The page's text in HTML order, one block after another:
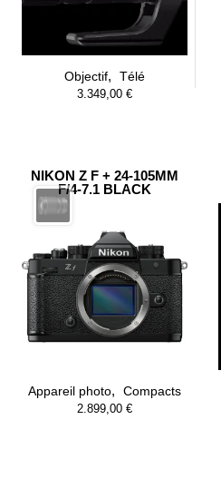
Objectif,
Télé
3.349,00 €
NIKON Z F + 24-105MM
F/4-7.1 BLACK
Appareil photo,
Compacts
2.899,00 €